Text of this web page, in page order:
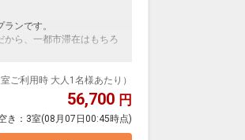
お1人様1泊あたり1,100円
ンです。
から、一都市滞在はもちろ
。
ウナ、そして充実した湯上
ご利用時 大人1名様あたり）
56,700 円
き： 3室(08月07日00:45時点)